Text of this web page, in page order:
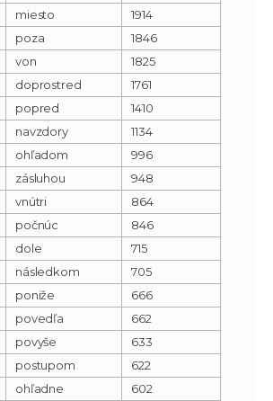
miesto
1914
poza
1846
von
1825
doprostred
1761
popred
1410
navzdory
1134
ohľadom
996
zásluhou
948
vnútri
864
počnúc
846
dole
715
následkom
705
poniže
666
povedľa
662
povyše
633
postupom
622
ohľadne 602